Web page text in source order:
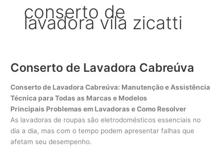
conserto de
lavadora vila zicatti
Conserto de Lavadora Cabreúva
Conserto de Lavadora Cabreúva: Manutenção e Assistência
Técnica para Todas as Marcas e Modelos
Principais Problemas em Lavadoras e Como Resolver
As lavadoras de roupas são eletrodomésticos essenciais no
dia a dia, mas com o tempo podem apresentar falhas que
afetam seu desempenho.